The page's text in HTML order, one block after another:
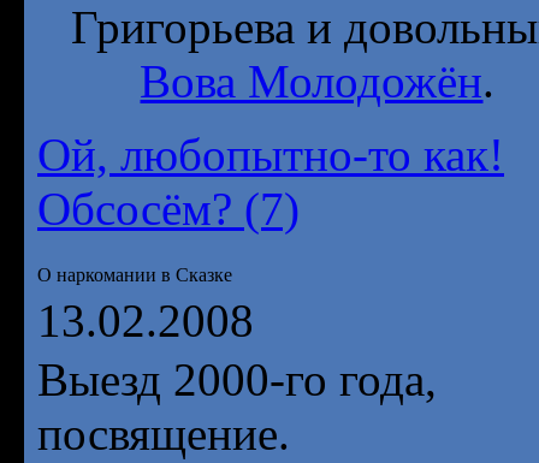
Григорьева и
Вова Молодожён.
Ой, любопытно-то как!
Обсосём? (7)
О наркомании в Сказке
13.02.2008
Выезд 2000-го года,
посвящение.